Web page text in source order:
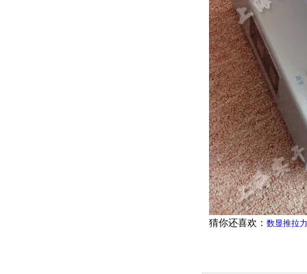
猜你还喜欢： 数显推拉